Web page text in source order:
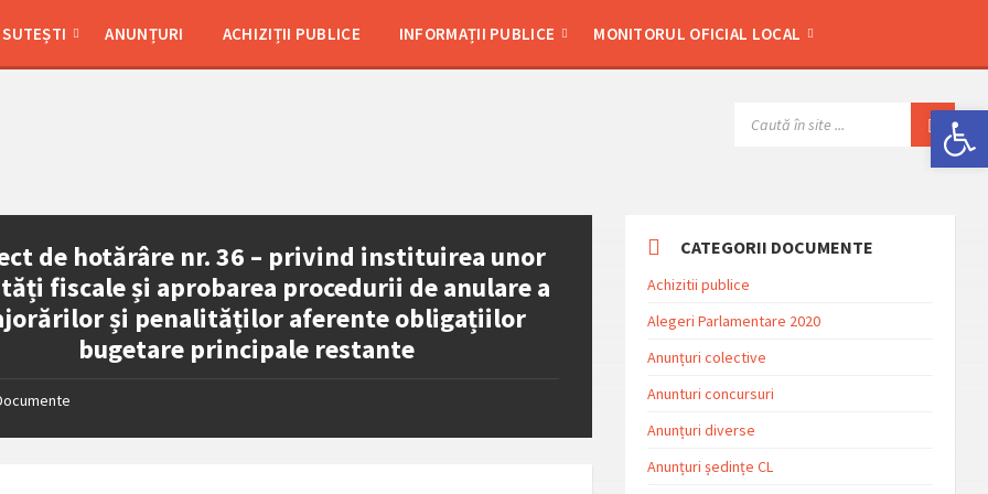
ANUNȚURI ACHIZIȚII PUBLICE INFORMAȚII PUBLICE MONITORUL OFICIAL LOCAL
de hotărâre nr. 36 – privind instituirea unor
fiscale și aprobarea procedurii de anulare a
și penalităților aferente obligațiilor
bugetare principale restante
CATEGORII DOCUMENTE
Achizitii publice
Alegeri Parlamentare 2020
Anunțuri colective
Anunturi concursuri
Anunțuri diverse
Anunțuri ședințe CL
Deschide bara de unelte